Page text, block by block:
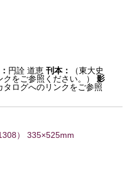
円詮 道恵 刊本：
（東大史
をご参照ください。）
影
タログへのリンクをご参照
） 335×525mm